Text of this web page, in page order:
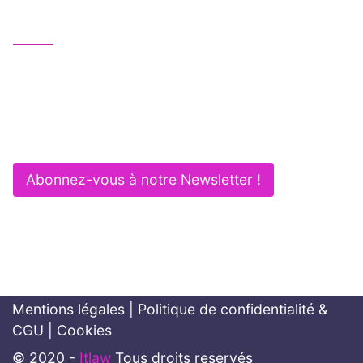
Abonnez-vous à notre Newsletter !
Mentions légales
Politique de confidentialité &
CGU
Cookies
© 2020 - Itlaw Tous droits reservés